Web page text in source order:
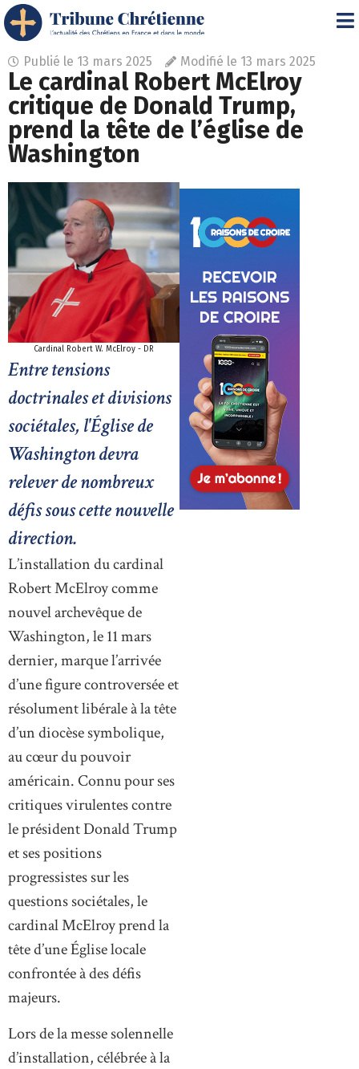
Publié le 13 mars 2025 Modifié le 13 mars 2025
Le cardinal Robert McElroy
critique de Donald Trump,
prend la tête de l’église de
Washington
Cardinal Robert W. McElroy - DR
Entre tensions
doctrinales et divisions
sociétales, l'Église de
Washington devra
relever de nombreux
défis sous cette nouvelle
direction.
L’installation du cardinal
Robert McElroy comme
nouvel archevêque de
Washington, le 11 mars
dernier, marque l’arrivée
d’une figure controversée et
résolument libérale à la tête
d’un diocèse symbolique,
au cœur du pouvoir
américain. Connu pour ses
critiques virulentes contre
le président Donald Trump
et ses positions
progressistes sur les
questions sociétales, le
cardinal McElroy prend la
tête d’une Église locale
confrontée à des défis
majeurs.
Lors de la messe solennelle
d’installation, célébrée à la